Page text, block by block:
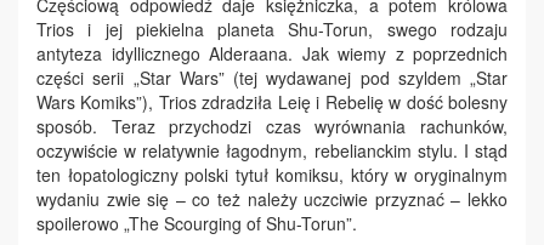
Trios i jej piekielna planeta Shu-Torun, swego rodzaju
antyteza idyllicznego Alderaana. Jak wiemy z poprzednich
części serii „Star Wars” (tej wydawanej pod szyldem „Star
Wars Komiks”), Trios zdradziła Leię i Rebelię w dość bolesny
sposób. Teraz przychodzi czas wyrównania rachunków,
oczywiście w relatywnie łagodnym, rebelianckim stylu. I stąd
ten łopatologiczny polski tytuł komiksu, który w oryginalnym
wydaniu zwie się – co też należy uczciwie przyznać – lekko
spoilerowo „The Scourging of Shu-Torun”.